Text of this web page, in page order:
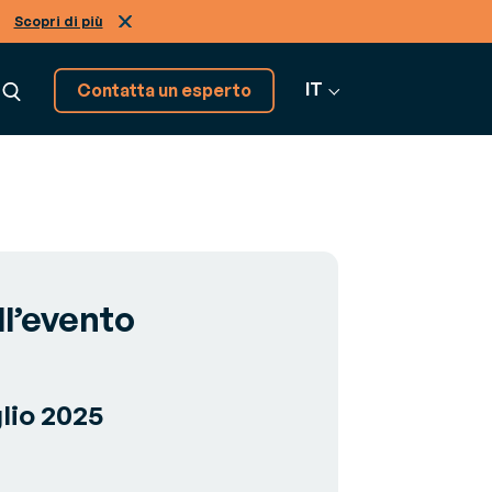
Scopri di più
Vai a tutti i software
Contatta un esperto IT
2025